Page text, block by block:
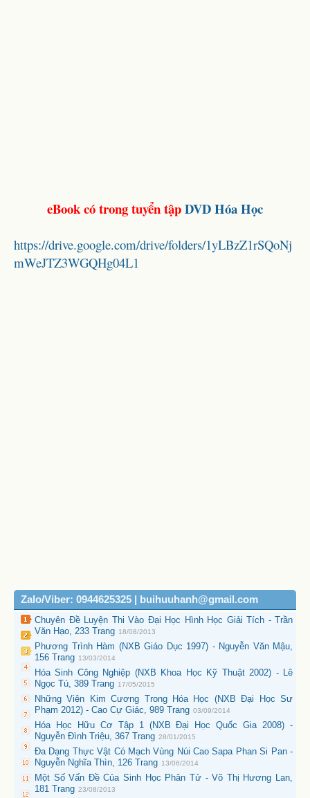
eBook có trong tuyển tậpDVD Hóa Học
https://drive.google.com/drive/folders/1yLBzZ1rSQoNj
mWeJTZ3WGQHg04L1
Zalo/Viber: 0944625325 | buihuuhanh@gmail.com
Chuyên Đề Luyện Thi Vào Đại Học Hình Học Giải Tích - Trần
Văn Hạo, 233 Trang 18/08/2013
Phương Trình Hàm (NXB Giáo Dục 1997) - Nguyễn Văn Mậu,
156 Trang 13/03/2014
Hóa Sinh Công Nghiệp (NXB Khoa Học Kỹ Thuật 2002) - Lê
Ngọc Tú, 389 Trang 17/05/2015
Những Viên Kim Cương Trong Hóa Học (NXB Đại Học Sư
Phạm 2012) - Cao Cự Giác, 989 Trang 03/09/2014
Hóa Học Hữu Cơ Tập 1 (NXB Đại Học Quốc Gia 2008) -
Nguyễn Đình Triệu, 367 Trang 28/01/2015
Đa Dạng Thực Vật Có Mạch Vùng Núi Cao Sapa Phan Si Pan -
Nguyễn Nghĩa Thìn, 126 Trang 13/06/2014
Một Số Vấn Đề Của Sinh Học Phân Tử - Võ Thị Hương Lan,
181 Trang 23/08/2013